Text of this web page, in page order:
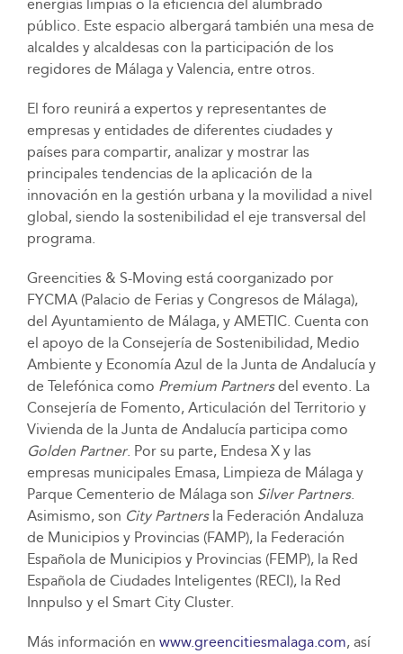
energías limpias o la eficiencia del alumbrado
público. Este espacio albergará también una mesa de
alcaldes y alcaldesas con la participación de los
regidores de Málaga y Valencia, entre otros.
El foro reunirá a expertos y representantes de
empresas y entidades de diferentes ciudades y
países para compartir, analizar y mostrar las
principales tendencias de la aplicación de la
innovación en la gestión urbana y la movilidad a nivel
global, siendo la sostenibilidad el eje transversal del
programa.
Greencities & S-Moving está coorganizado por
FYCMA (Palacio de Ferias y Congresos de Málaga),
del Ayuntamiento de Málaga, y AMETIC. Cuenta con
el apoyo de la Consejería de Sostenibilidad, Medio
Ambiente y Economía Azul de la Junta de Andalucía y
de Telefónica como Premium Partnersdel evento. La
Consejería de Fomento, Articulación del Territorio y
Vivienda de la Junta de Andalucía participa como
Golden Partner. Por su parte, Endesa X y las
empresas municipales Emasa, Limpieza de Málaga y
Parque Cementerio de Málaga son Silver Partners.
Asimismo, son City Partnersla Federación Andaluza
de Municipios y Provincias (FAMP), la Federación
Española de Municipios y Provincias (FEMP), la Red
Española de Ciudades Inteligentes (RECI), la Red
Innpulso y el Smart City Cluster.
Más información en www.greencitiesmalaga.com, así